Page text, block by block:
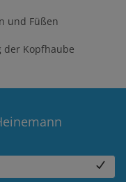
und Füßen
der Kopfhaube